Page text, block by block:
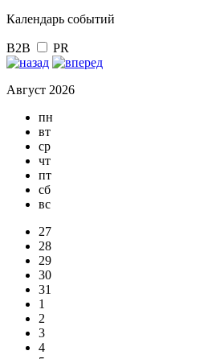
Календарь событий
B2B PR
Август 2026
пн
вт
ср
чт
пт
сб
вс
27
28
29
30
31
1
2
3
4